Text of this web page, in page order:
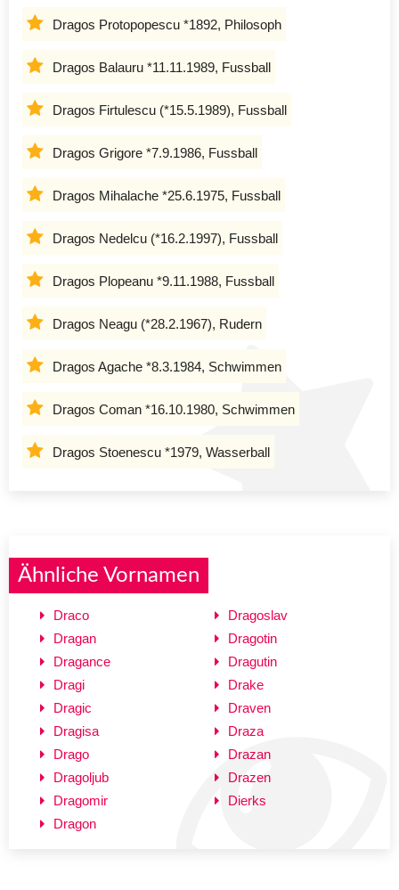
Dragos Protopopescu *1892, Philosoph
Dragos Balauru *11.11.1989, Fussball
Dragos Firtulescu (*15.5.1989), Fussball
Dragos Grigore *7.9.1986, Fussball
Dragos Mihalache *25.6.1975, Fussball
Dragos Nedelcu (*16.2.1997), Fussball
Dragos Plopeanu *9.11.1988, Fussball
Dragos Neagu (*28.2.1967), Rudern
Dragos Agache *8.3.1984, Schwimmen
Dragos Coman *16.10.1980, Schwimmen
Dragos Stoenescu *1979, Wasserball
Ähnliche Vornamen
Draco
Dragan
Dragance
Dragi
Dragic
Dragisa
Drago
Dragoljub
Dragomir
Dragon
Dragoslav
Dragotin
Dragutin
Drake
Draven
Draza
Drazan
Drazen
Dierks